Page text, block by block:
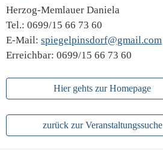
Herzog-Memlauer Daniela
Tel.: 0699/15 66 73 60
E-Mail: spiegelpinsdorf@gmail.com
Erreichbar: 0699/15 66 73 60
Hier gehts zur Homepage
zurück zur Veranstaltungssuche